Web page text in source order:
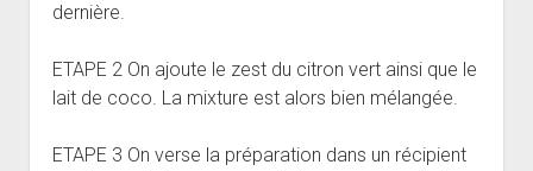
dernière.
ETAPE 2 On ajoute le zest du citron vert ainsi que le
lait de coco. La mixture est alors bien mélangée.
ETAPE 3 On verse la préparation dans un récipient